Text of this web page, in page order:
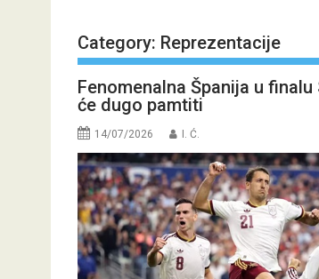
Category: Reprezentacije
Fenomenalna Španija u
će dugo pamtiti
14/07/2026 I. Ć.